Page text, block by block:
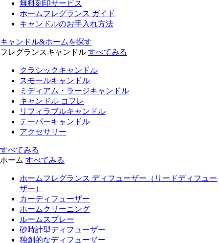
無料刻印サービス
ホームフレグランス ガイド
キャンドルのお手入れ方法
キャンドル&ホームを探す
フレグランスキャンドル すべてみる
クラシックキャンドル
スモールキャンドル
ミディアム・ラージキャンドル
キャンドル コフレ
リフィラブルキャンドル
テーパーキャンドル
アクセサリー
すべてみる
ホーム すべてみる
ホームフレグランス ディフューザー（リードディフュー
ザー）
カーディフューザー
ホームクリーニング
ルームスプレー
砂時計型ディフューザー
独創的なディフューザー